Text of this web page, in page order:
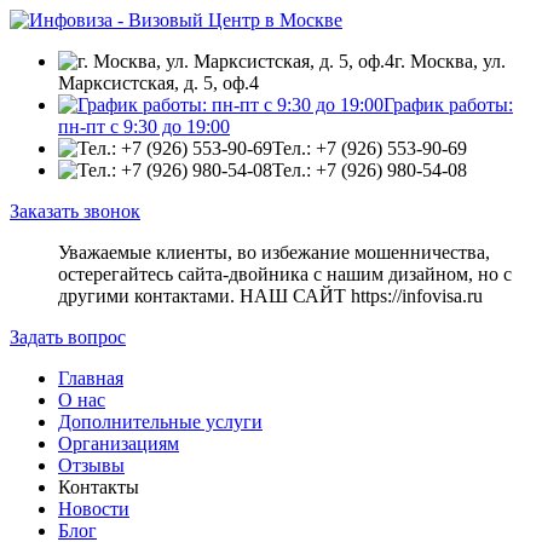
г. Москва, ул.
Марксистская, д. 5, оф.4
График работы:
пн-пт с 9:30 до 19:00
Тел.: +7 (926) 553-90-69
Тел.: +7 (926) 980-54-08
Заказать звонок
Уважаемые клиенты, во избежание мошенничества,
остерегайтесь сайта-двойника c нашим дизайном, но с
другими контактами. НАШ САЙТ https://infovisa.ru
Задать вопрос
Главная
О нас
Дополнительные услуги
Организациям
Отзывы
Контакты
Новости
Блог